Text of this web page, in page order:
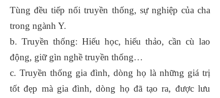
Tùng đều tiếp nối truyền thống, sự nghiệp của cha
trong ngành Y.
b. Truyền thống: Hiếu học, hiếu thảo, cần cù lao
động, giữ gìn nghề truyền thống…
c. Truyền thống gia đình, dòng họ là những giá trị
tốt đẹp mà gia đình, dòng họ đã tạo ra, được lưu